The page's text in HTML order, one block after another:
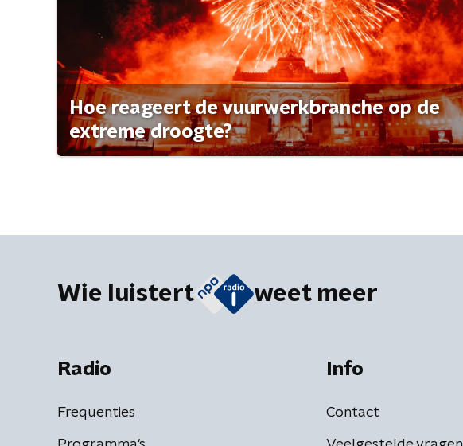
Hoe reageert de vuurwerkbranche op de
extreme droogte?
Wie luistert weet meer
Radio
Frequenties
Info
Contact